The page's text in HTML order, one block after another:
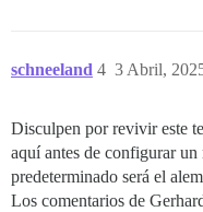
schneeland 3 Abril,
4
Disculpen por revivir este
aquí antes de configurar
predeterminado será el
Los comentarios de